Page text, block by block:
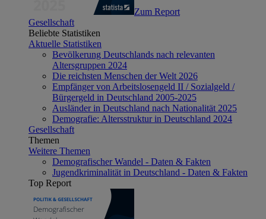
Zum Report
Gesellschaft
Beliebte Statistiken
Aktuelle Statistiken
Bevölkerung Deutschlands nach relevanten
Altersgruppen 2024
Die reichsten Menschen der Welt 2026
Empfänger von Arbeitslosengeld II / Sozialgeld /
Bürgergeld in Deutschland 2005-2025
Ausländer in Deutschland nach Nationalität 2025
Demografie: Altersstruktur in Deutschland 2024
Gesellschaft
Themen
Weitere Themen
Demografischer Wandel - Daten & Fakten
Jugendkriminalität in Deutschland - Daten & Fakten
Top Report